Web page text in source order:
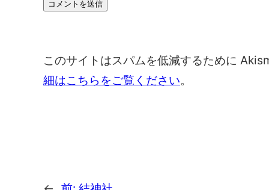
このサイトはスパムを低減するために
細はこちらをご覧ください。